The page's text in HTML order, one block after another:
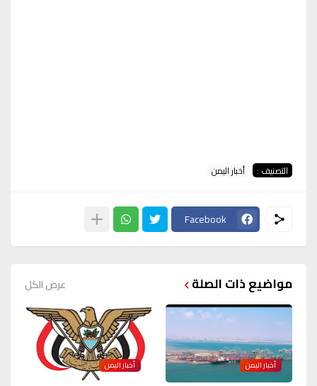
التصنيف : أخبار اليمن
Facebook
مواضيع ذات الصلة عرض الكل
أخبار اليمن أخبار اليمن